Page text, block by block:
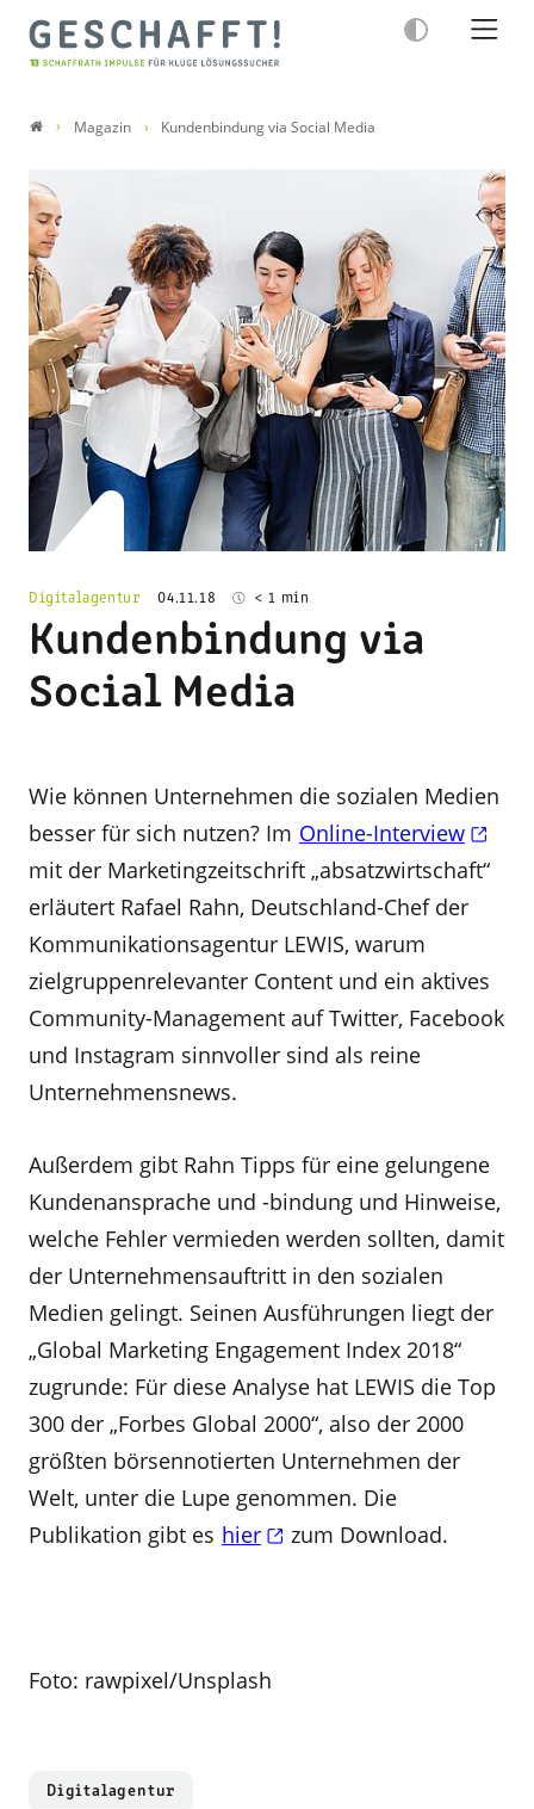
Magazin Kundenbindung via Social Media
Digitalagentur 04.11.18 < 1 min
Kundenbindung via
Social Media
Wie können Unternehmen die sozialen Medien
besser für sich nutzen? Im Online-Interview
mit der Marketingzeitschrift „absatzwirtschaft“
erläutert Rafael Rahn, Deutschland-Chef der
Kommunikationsagentur LEWIS, warum
zielgruppenrelevanter Content und ein aktives
Community-Management auf Twitter, Facebook
und Instagram sinnvoller sind als reine
Unternehmensnews.
Außerdem gibt Rahn Tipps für eine gelungene
Kundenansprache und -bindung und Hinweise,
welche Fehler vermieden werden sollten, damit
der Unternehmensauftritt in den sozialen
Medien gelingt. Seinen Ausführungen liegt der
„Global Marketing Engagement Index 2018“
zugrunde: Für diese Analyse hat LEWIS die Top
300 der „Forbes Global 2000“, also der 2000
größten börsennotierten Unternehmen der
Welt, unter die Lupe genommen. Die
Publikation gibt es hier zum Download.
Foto: rawpixel/Unsplash
Digitalagentur